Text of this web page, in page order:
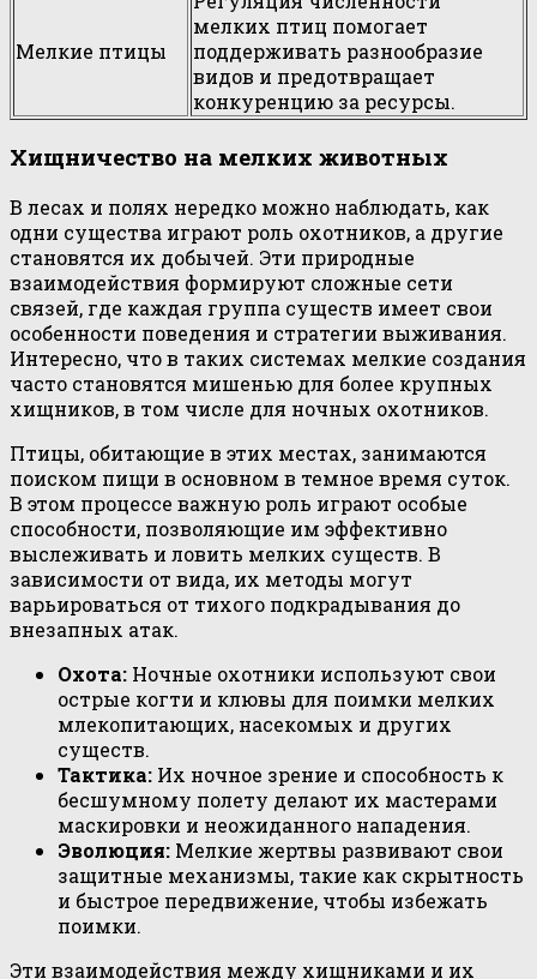
Мелкие птицы
мелких птиц помогает
поддерживать разнообразие
видов и предотвращает
конкуренцию за ресурсы.
Хищничество на мелких животных
В лесах и полях нередко можно наблюдать, как
одни существа играют роль охотников, а другие
становятся их добычей. Эти природные
взаимодействия формируют сложные сети
связей, где каждая группа существ имеет свои
особенности поведения и стратегии выживания.
Интересно, что в таких системах мелкие создания
часто становятся мишенью для более крупных
хищников, в том числе для ночных охотников.
Птицы, обитающие в этих местах, занимаются
поиском пищи в основном в темное время суток.
В этом процессе важную роль играют особые
способности, позволяющие им эффективно
выслеживать и ловить мелких существ. В
зависимости от вида, их методы могут
варьироваться от тихого подкрадывания до
внезапных атак.
Охота: Ночные охотники используют свои
острые когти и клювы для поимки мелких
млекопитающих, насекомых и других
существ.
Тактика: Их ночное зрение и способность к
бесшумному полету делают их мастерами
маскировки и неожиданного нападения.
Эволюция: Мелкие жертвы развивают свои
защитные механизмы, такие как скрытность
и быстрое передвижение, чтобы избежать
поимки.
Эти взаимодействия между хищниками и их